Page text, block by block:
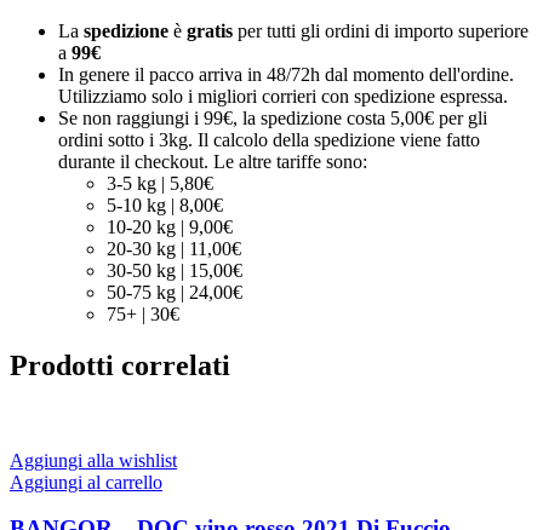
La spedizione è gratis per tutti gli ordini di importo superiore
a 99€
In genere il pacco arriva in 48/72h dal momento dell'ordine.
Utilizziamo solo i migliori corrieri con spedizione espressa.
Se non raggiungi i 99€, la spedizione costa 5,00€ per gli
ordini sotto i 3kg. Il calcolo della spedizione viene fatto
durante il checkout. Le altre tariffe sono:
3-5 kg | 5,80€
5-10 kg | 8,00€
10-20 kg | 9,00€
20-30 kg | 11,00€
30-50 kg | 15,00€
50-75 kg | 24,00€
75+ | 30€
Prodotti correlati
Aggiungi alla wishlist
Aggiungi al carrello